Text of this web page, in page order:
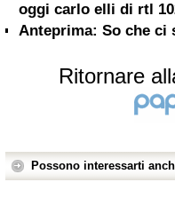
oggi carlo elli di rtl
Anteprima: So che ci
Ritornare
Possono interessarti